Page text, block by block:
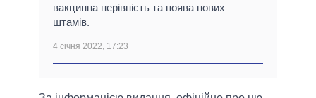
вакцинна нерівність та поява нових
штамів.
4 січня 2022, 17:23